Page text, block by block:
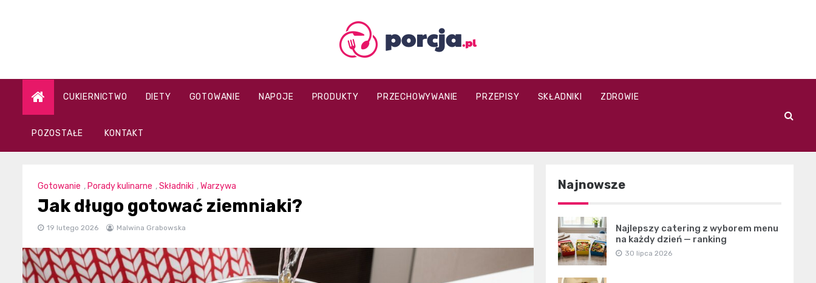
porcja.pl
CUKIERNICTWO DIETY GOTOWANIE NAPOJE PRODUKTY PRZECHOWYWANIE PRZEPISY SKŁADNIKI ZDROWIE
POZOSTAŁE KONTAKT
Gotowanie , Porady kulinarne ,Składniki ,Warzywa
Jak długo gotować ziemniaki?
19 lutego 2026 Malwina Grabowska
Najnowsze
Najlepszy catering z wyborem menu
na każdy dzień — ranking
30 lipca 2026